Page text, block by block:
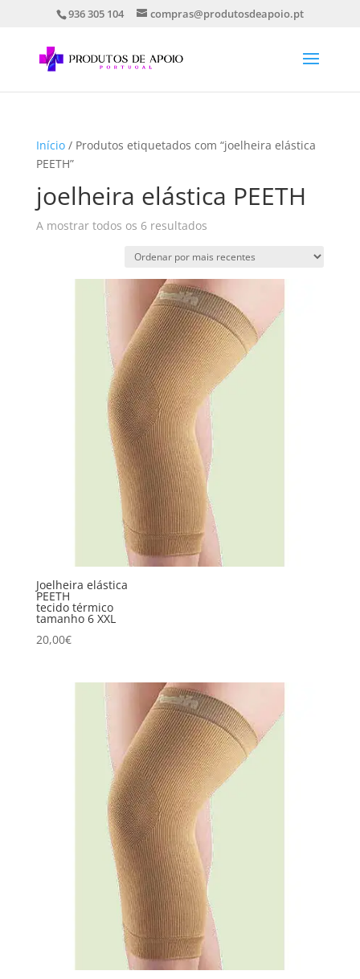
936 305 104 compras@produtosdeapoio.pt
Início/ Produtos etiquetados com “joelheira elástica
PEETH”
joelheira elástica PEETH
A mostrar todos os 6 resultadosOrdenado
mais
recentes
Joelheira elástica
PEETH
tecido térmico
tamanho 6 XXL
20,00€